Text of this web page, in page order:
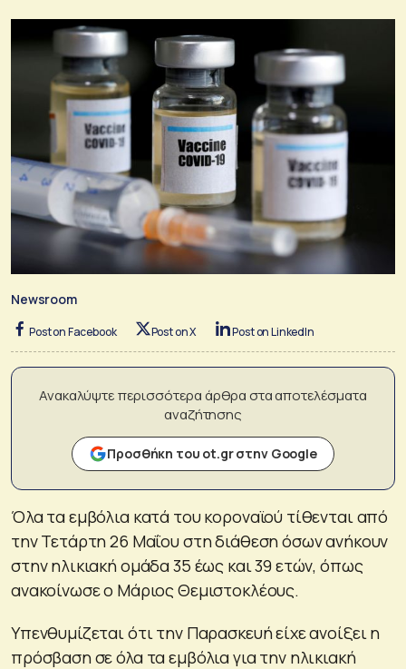
Newsroom
Post on Facebook Post on X Post on LinkedIn
Ανακαλύψτε περισσότερα άρθρα στα αποτελέσματα
αναζήτησης
Προσθήκη του ot.gr στην Google
Όλα τα εμβόλια κατά του κοροναϊού τίθενται από
την Τετάρτη 26 Μαΐου στη διάθεση όσων ανήκουν
στην ηλικιακή ομάδα 35 έως και 39 ετών, όπως
ανακοίνωσε ο Μάριος Θεμιστοκλέους.
Υπενθυμίζεται ότι την Παρασκευή είχε ανοίξει η
πρόσβαση σε όλα τα εμβόλια για την ηλικιακή